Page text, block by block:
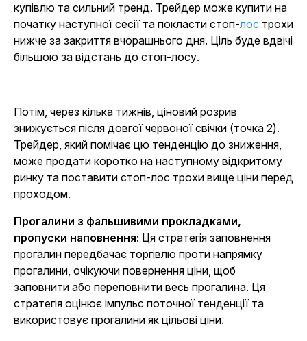
купівлю та сильний тренд. Трейдер може купити на
початку наступної сесії та покласти стоп-лос трохи
нижче за закриття вчорашнього дня. Ціль буде вдвічі
більшою за відстань до стоп-лосу.
Потім, через кілька тижнів, ціновий розрив
знижується після довгої червоної свічки (точка 2).
Трейдер, який помічає цю тенденцію до зниження,
може продати коротко на наступному відкритому
ринку та поставити стоп-лос трохи вище ціни перед
проходом.
Прогалини з фальшивими прокладками,
пропуски наповнення: Ця стратегія заповнення
прогалин передбачає торгівлю проти напрямку
прогалини, очікуючи повернення ціни, щоб
заповнити або переповнити весь прогалина. Ця
стратегія оцінює імпульс поточної тенденції та
використовує прогалини як цільові ціни.